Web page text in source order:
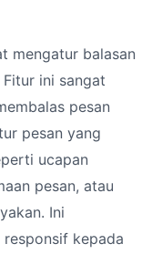
mengatur balasan
ini sangat
pesan
pesan yang
ucapan
pesan, atau
Ini
kepada